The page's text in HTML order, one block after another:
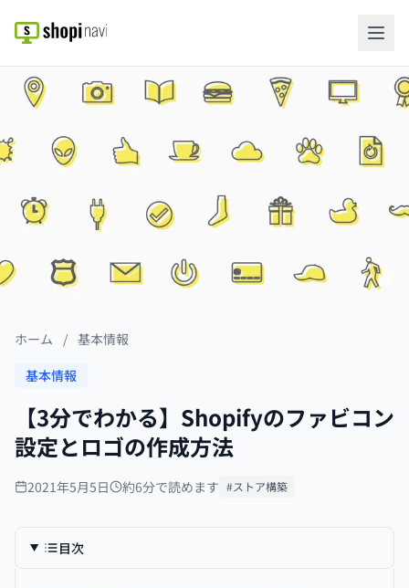
ホーム / 基本情報
基本情報
【3分でわかる】Shopifyのファビコン
設定とロゴの作成方法
2021年5月5日 約6分で読めます #ストア構築
目次